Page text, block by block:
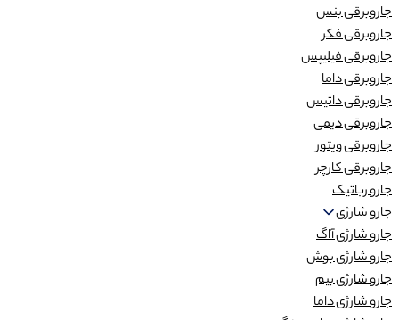
جاروبرقی بنس
جاروبرقی فکر
جاروبرقی فیلیپس
جاروبرقی داما
جاروبرقی داتیس
جاروبرقی دیمی
جاروبرقی ویتور
جاروبرقی کارچر
جارو رباتیک
جارو شارژی
جارو شارژی آاگ
جارو شارژی بوش
جارو شارژی بیم
جارو شارژی داما